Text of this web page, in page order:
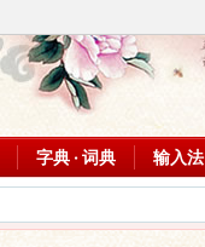
字典 · 词典 输入法